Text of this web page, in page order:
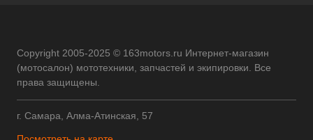
Copyright 2005-2025 © 163motors.ru Интернет-магазин
(мотосалон) мототехники, запчастей и экипировки. Все
права защищены.
г. Самара, Алма-Атинская, 57